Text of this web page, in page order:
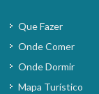
Que Fazer
Onde Comer
Onde Dormir
Mapa Turístico